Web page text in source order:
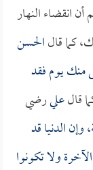
أن انقضاء النهار
كما قالالحسن
منك يوم فقد
قالعليرضي
الدنيا قد
ولا تكونوا